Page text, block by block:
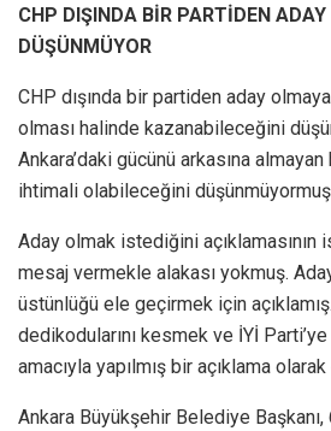
CHP DIŞINDA BİR PARTİDEN ADAY
DÜŞÜNMÜYOR
CHP dışında bir partiden aday
olması halinde kazanabileceğini
Ankara’daki gücünü arkasına
ihtimali olabileceğini
Aday olmak istediğini
mesaj vermekle alakası yokmuş.
üstünlüğü ele geçirmek için
dedikodularını kesmek ve İYİ
amacıyla yapılmış bir açıklama
Ankara Büyükşehir Belediye Başkanı,